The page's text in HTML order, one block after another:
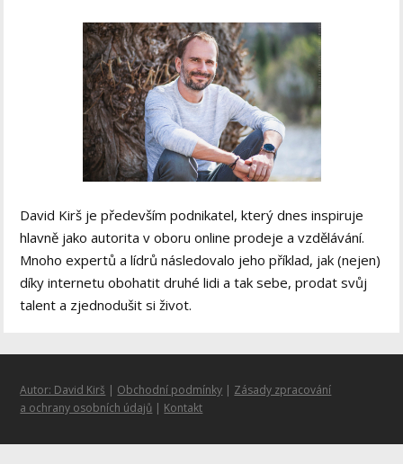
David Kirš je především podnikatel, který dnes inspiruje
hlavně jako autorita v oboru online prodeje a vzdělávání.
Mnoho expertů a lídrů následovalo jeho příklad, jak (nejen)
díky internetu obohatit druhé lidi a tak sebe, prodat svůj
talent a zjednodušit si život.
Autor: David Kirš | Obchodní podmínky | Zásady zpracování
a ochrany osobních údajů | Kontakt